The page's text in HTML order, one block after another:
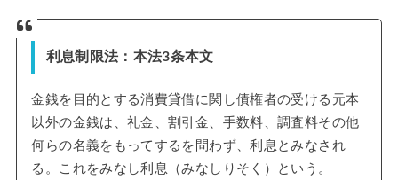
利息制限法：本法3条本文
金銭を目的とする消費貸借に関し債権者の受ける元本
以外の金銭は、礼金、割引金、手数料、調査料その他
何らの名義をもってするを問わず、利息とみなされ
る。これをみなし利息（みなしりそく）という。